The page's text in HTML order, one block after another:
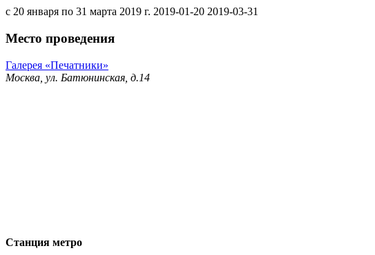
с 20 января по 31 марта 2019 г. 2019-01-20 2019-03-31
Место проведения
Галерея «Печатники»
Москва, ул. Батюнинская, д.14
Станция метро